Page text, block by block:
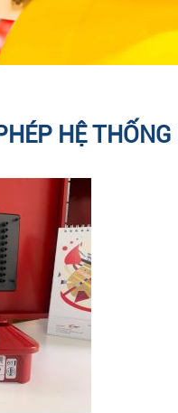
HỆ THỐNG